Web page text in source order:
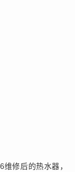
修后的热水器，